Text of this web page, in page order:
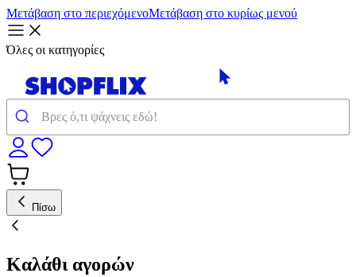
Μετάβαση στο περιεχόμενοΜετάβαση στο κυρίως μενού
Όλες οι κατηγορίες
Πίσω
Καλάθι αγορών